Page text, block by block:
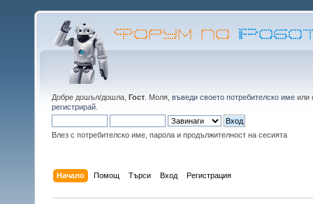
Добре дошъл/дошла, Гост . Моля, въведи своето потребителско име или
регистрирай
Влез с потребителско име, парола и продължителност на сесията
Начало Помощ Търси Вход Регистрация